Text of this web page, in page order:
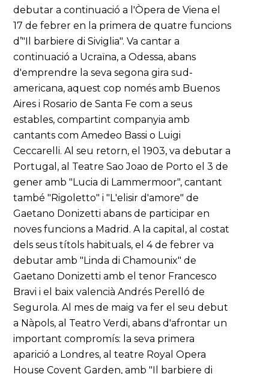
debutar a continuació a l'Òpera de Viena el
17 de febrer en la primera de quatre funcions
d’"Il barbiere di Siviglia". Va cantar a
continuació a Ucraïna, a Odessa, abans
d'emprendre la seva segona gira sud-
americana, aquest cop només amb Buenos
Aires i Rosario de Santa Fe com a seus
estables, compartint companyia amb
cantants com Amedeo Bassi o Luigi
Ceccarelli. Al seu retorn, el 1903, va debutar a
Portugal, al Teatre Sao Joao de Porto el 3 de
gener amb "Lucia di Lammermoor", cantant
també "Rigoletto" i "L'elisir d'amore" de
Gaetano Donizetti abans de participar en
noves funcions a Madrid. A la capital, al costat
dels seus títols habituals, el 4 de febrer va
debutar amb "Linda di Chamounix" de
Gaetano Donizetti amb el tenor Francesco
Bravi i el baix valencià Andrés Perelló de
Segurola. Al mes de maig va fer el seu debut
a Nàpols, al Teatro Verdi, abans d'afrontar un
important compromís: la seva primera
aparició a Londres, al teatre Royal Opera
House Covent Garden, amb "Il barbiere di